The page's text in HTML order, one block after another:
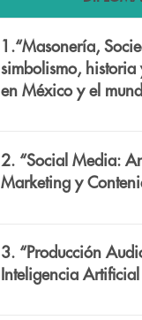
1.“Masonería,
simbolismo, historia
en México y el
2. “Social Media:
Marketing y
3. “Producción
Inteligencia